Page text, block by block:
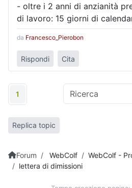
- oltre i 2 anni di anzianità
di lavoro: 15 giorni di
da Francesco_Pierobon
Rispondi Cita
1
Replica topic
Forum WebColf
WebColf -
lettera di dimissioni